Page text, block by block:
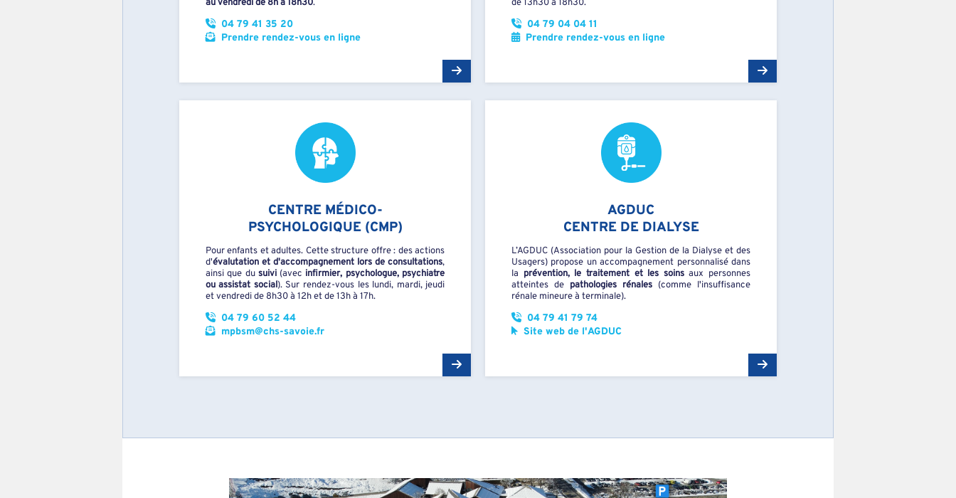
au vendredi de 8h à 18h30.
04 79 41 35 20
Prendre rendez-vous en ligne
de 13h30 à 18h30.
04 79 04 04 11
Prendre rendez-vous en ligne
CENTRE MÉDICO-
PSYCHOLOGIQUE (CMP)
Pour enfants et adultes. Cette structure offre : des actions
d'évalutation et d'accompagnement lors de consultations,
ainsi que du suivi(avec infirmier, psychologue, psychiatre
ou assistat social). Sur rendez-vous les lundi, mardi, jeudi
et vendredi de 8h30 à 12h et de 13h à 17h.
04 79 60 52 44
mpbsm@chs-savoie.fr
AGDUC
CENTRE DE DIALYSE
L’AGDUC (Association pour la Gestion de la Dialyse et des
Usagers) propose un accompagnement personnalisé dans
la prévention, le traitement et les soinsaux personnes
atteintes de pathologies rénales (comme l'insuffisance
rénale mineure à terminale).
04 79 41 79 74
Site web de l'AGDUC